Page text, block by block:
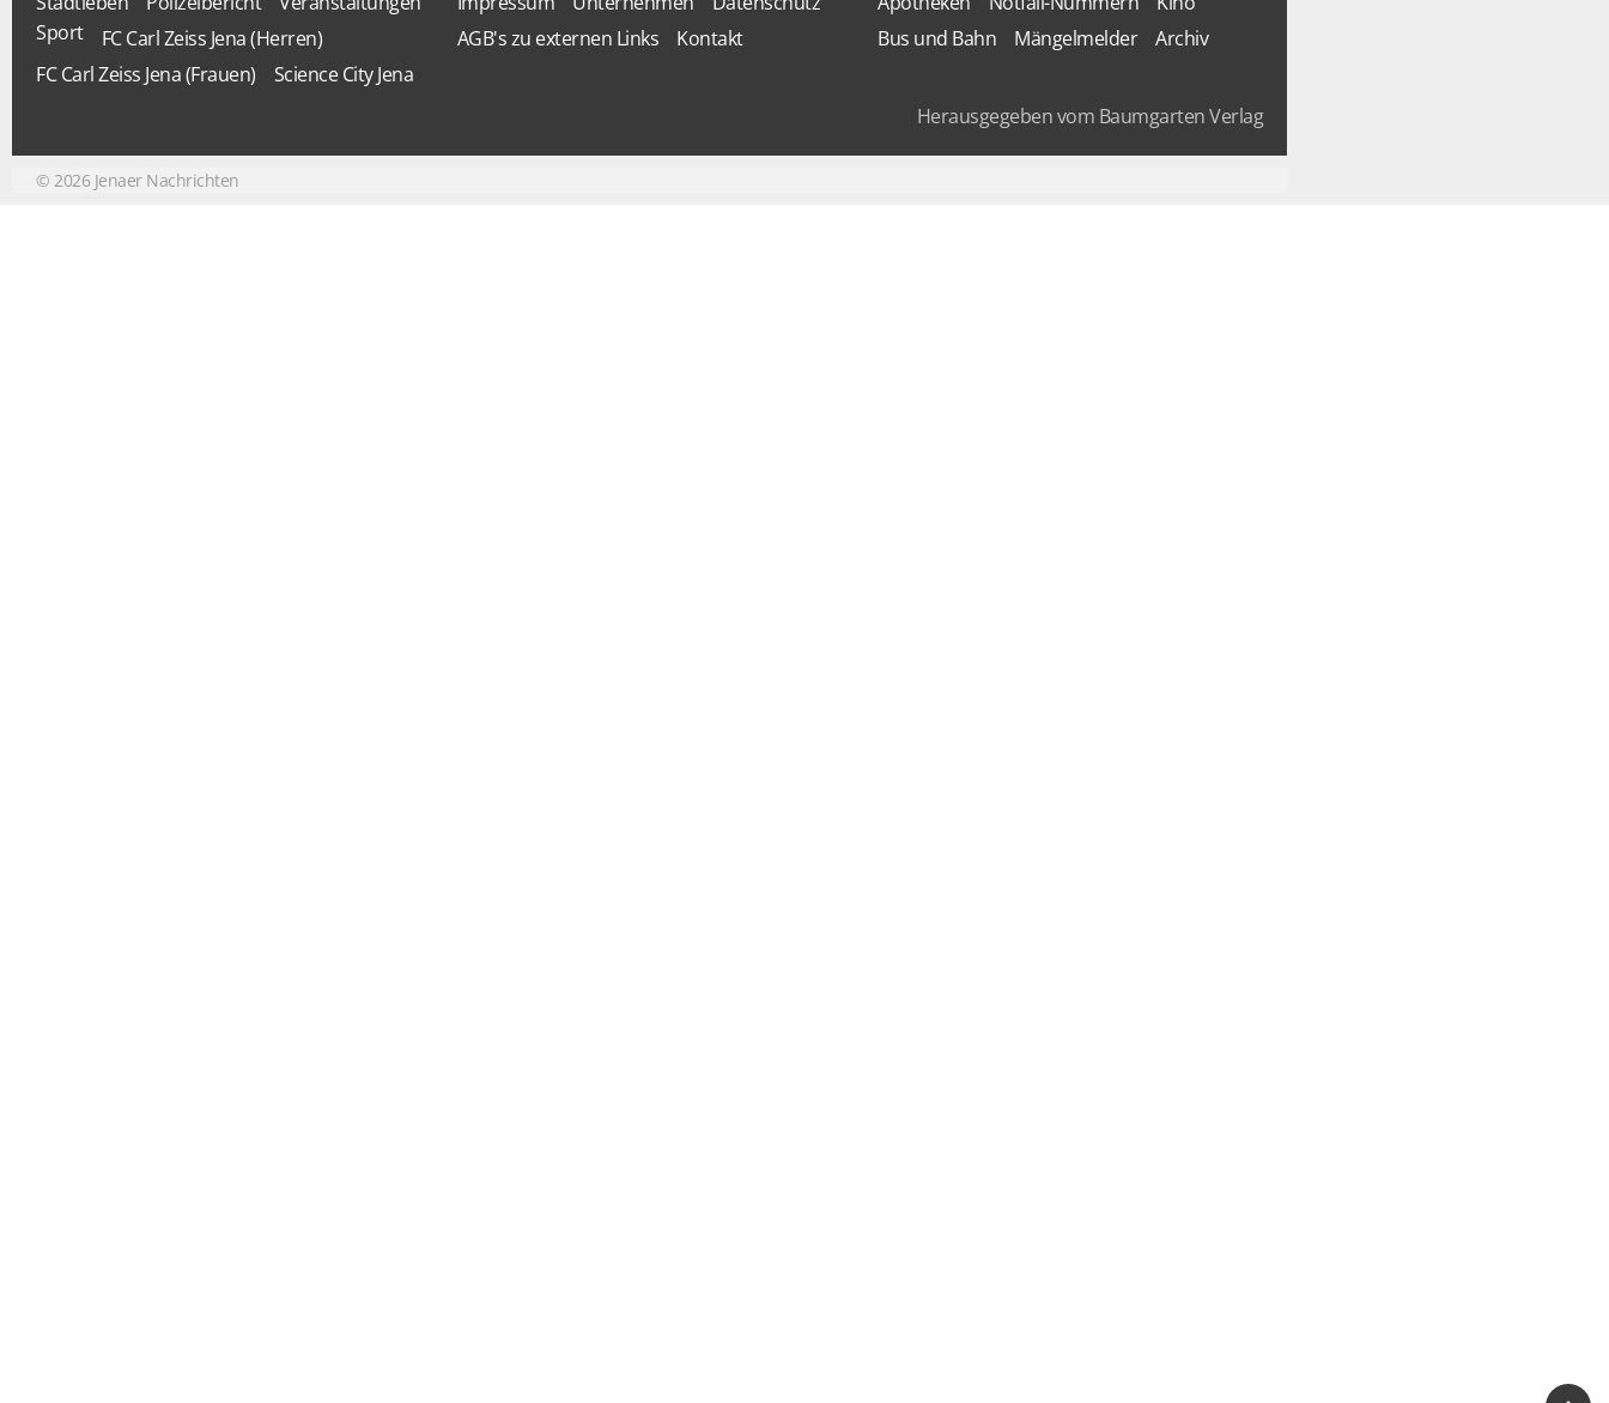
Sport
FC Carl Zeiss Jena (Herren)
FC Carl Zeiss Jena (Frauen)
Science City Jena
AGB's zu externen Links
Kontakt
Bus und Bahn
Mängelmelder Archiv
Herausgegeben vom Baumgarten Verlag
© 2026Jenaer Nachrichten